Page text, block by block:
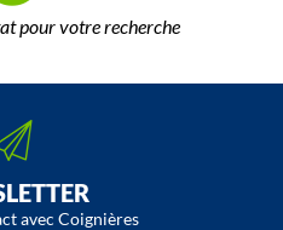
pour votre recherche
avec Coignières